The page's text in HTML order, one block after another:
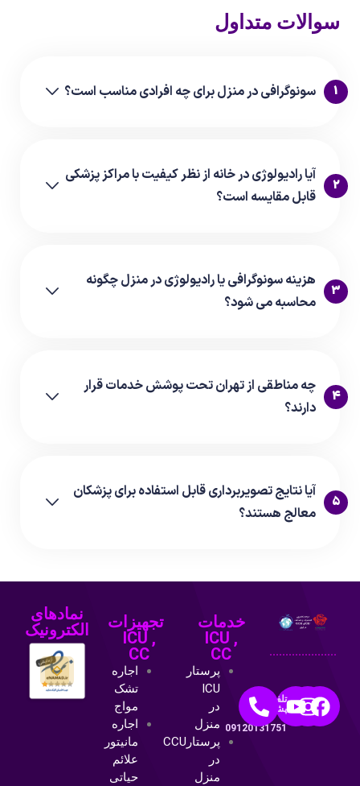
سوالات متداول
1 سونوگرافی در منزل برای چه افرادی مناسب است؟
2
آیا رادیولوژی در خانه از نظر کیفیت با مراکز پزشکی
قابل مقایسه است؟
3
هزینه سونوگرافی یا رادیولوژی در منزل چگونه
محاسبه می شود؟
4
چه مناطقی از تهران تحت پوشش خدمات قرار
دارند؟
5
آیا نتایج تصویربرداری قابل استفاده برای پزشکان
معالج هستند؟
تلفن
پشتیبانی:
09120131751
خدمات
ICU ,
CC
پرستار
ICU
در
منزل
پرستارCCU
در
منزل
تجهیزات
ICU ,
CC
اجاره
تشک
مواج
اجاره
مانیتور
علائم
حیاتی
نمادهای
الکترونیک